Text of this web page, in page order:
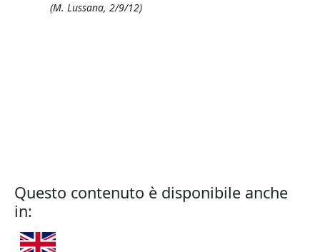
(M. Lussana, 2/9/12)
Questo contenuto è disponibile anche
in: